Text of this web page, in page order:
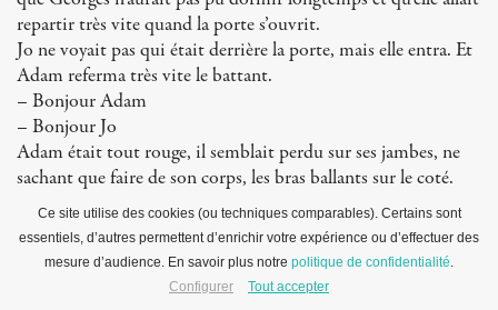
repartir très vite quand la porte s’ouvrit.
Jo ne voyait pas qui était derrière la porte, mais elle entra. Et
Adam referma très vite le battant.
– Bonjour Adam
– Bonjour Jo
Adam était tout rouge, il semblait perdu sur ses jambes, ne
sachant que faire de son corps, les bras ballants sur le coté.
– Entre Jo, je suis content que tu sois revenue
– Adam, je ne pouvais que revenir !
– Entre. Tu veux un café? Zac est sorti, je pense qu’il est au
BarBar, comme il a vendu les tableaux, il fête avec ses potes
Ce site utilise des cookies (ou techniques comparables). Certains sont
essentiels, d’autres permettent d’enrichir votre expérience ou d’effectuer des
mesure d’audience. En savoir plus notre politique de confidentialité.
Configurer
Tout accepter